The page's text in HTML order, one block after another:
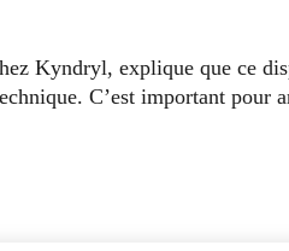
Kyndryl, explique que ce
C’est important pour